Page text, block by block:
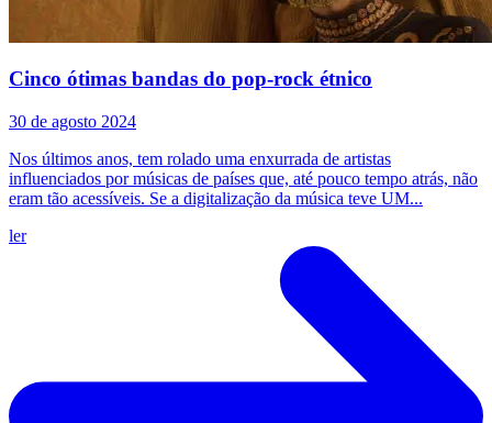
Cinco ótimas bandas do pop-rock étnico
30 de agosto 2024
Nos últimos anos, tem rolado uma enxurrada de artistas
influenciados por músicas de países que, até pouco tempo atrás, não
eram tão acessíveis. Se a digitalização da música teve UM...
ler